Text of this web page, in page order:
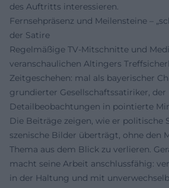
des Auftritts interessieren.
Fernsehpräsenz und Meilensteine –
der Satire
Regelmäßige TV-Mitschnitte und
veranschaulichen Altingers
Zeitgeschehen: mal als bayerischer
grundierter Gesellschaftssatiriker, der
Detailbeobachtungen in pointierte
Die Beiträge zeigen, wie er politische
szenische Bilder überträgt, ohne den
Thema aus dem Blick zu verlieren.
macht seine Arbeit anschlussfähig:
in der Haltung und mit